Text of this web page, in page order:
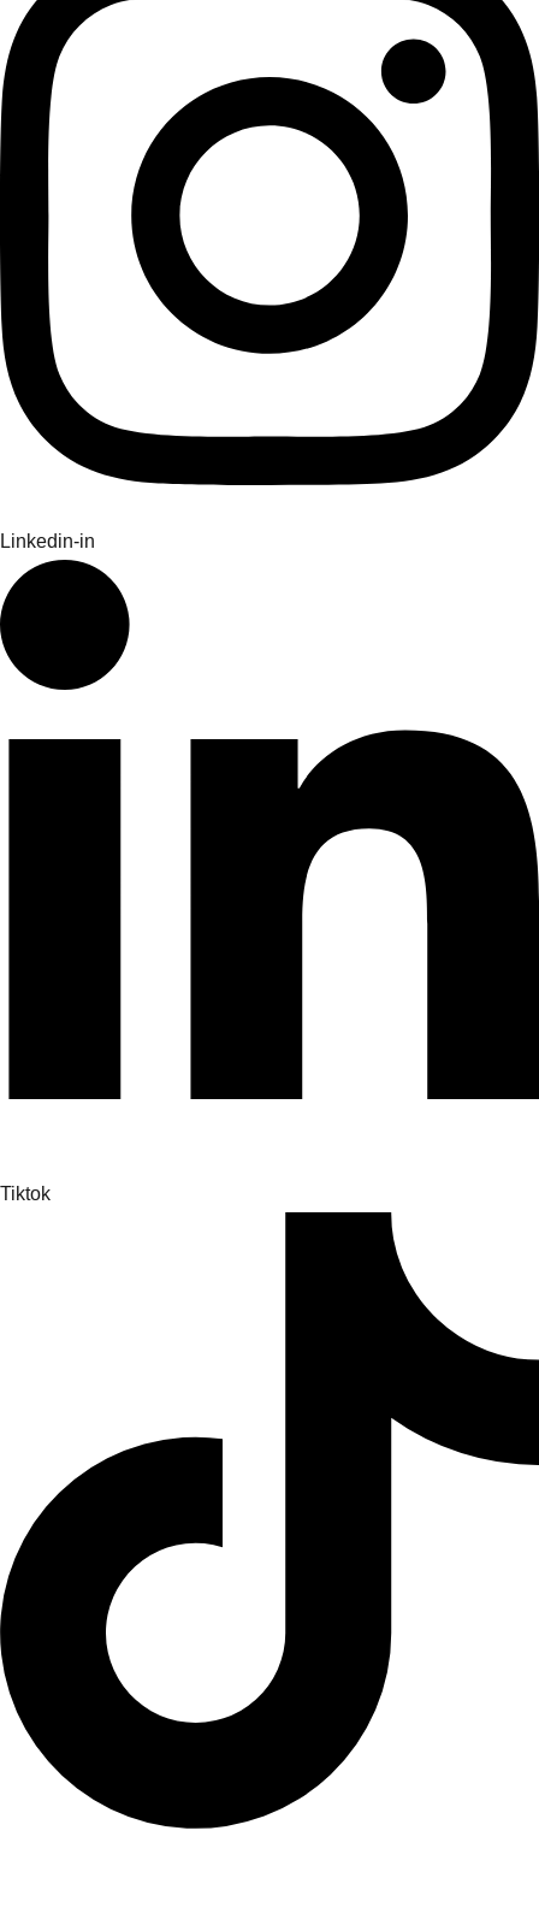
Linkedin-in
Tiktok